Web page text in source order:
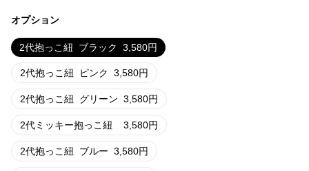
オプション
2代抱っこ紐 ブラック 3,580円
2代抱っこ紐 ピンク 3,580円
2代抱っこ紐 グリーン 3,580円
2代ミッキー抱っこ紐 3,580円
2代抱っこ紐 ブルー 3,580円